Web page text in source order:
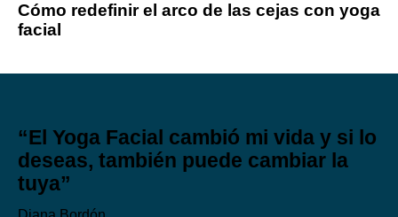
Cómo redefinir el arco de las cejas con yoga
facial
“El Yoga Facial cambió mi vida y si lo
deseas, también puede cambiar la
tuya”